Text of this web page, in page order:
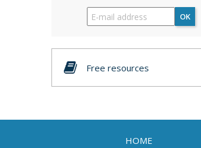
OK
Free resources
HOME